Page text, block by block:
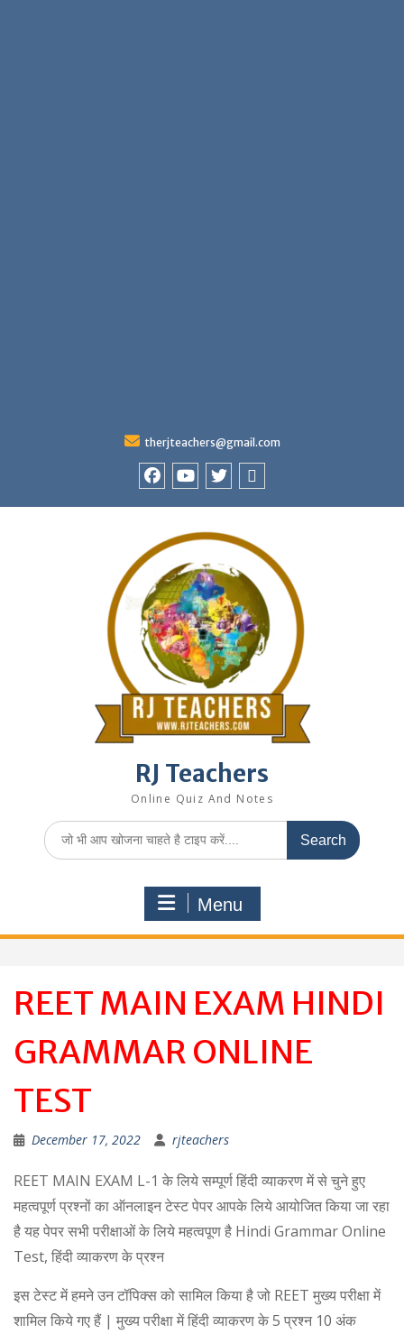
therjteachers@gmail.com
RJ Teachers
Online Quiz And Notes
Search
for:
Menu
REET MAIN EXAM HINDI
GRAMMAR ONLINE
TEST
December 17, 2022 rjteachers
REET MAIN EXAM L-1 के लिये सम्पूर्ण हिंदी व्याकरण में से चुने हुए
महत्वपूर्ण प्रश्नों का ऑनलाइन टेस्ट पेपर आपके लिये आयोजित किया जा रहा
है यह पेपर सभी परीक्षाओं के लिये महत्वपूण है Hindi Grammar Online
Test, हिंदी व्याकरण के प्रश्न
इस टेस्ट में हमने उन टॉपिक्स को सामिल किया है जो REET मुख्य परीक्षा में
शामिल किये गए हैं | मुख्य परीक्षा में हिंदी व्याकरण के 5 प्रश्न 10 अंक